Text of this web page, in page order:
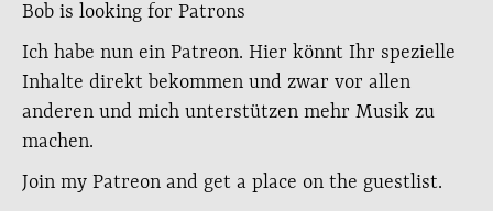
Bob is looking for Patrons
Ich habe nun ein Patreon. Hier könnt Ihr spezielle
Inhalte direkt bekommen und zwar vor allen
anderen und mich unterstützen mehr Musik zu
machen.
Join my Patreon and get a place on the guestlist.